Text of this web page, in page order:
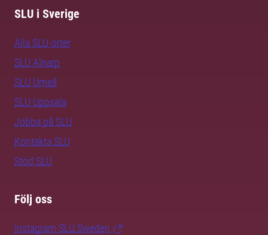
SLU i Sverige
Alla SLU-orter
SLU Alnarp
SLU Umeå
SLU Uppsala
Jobba på SLU
Kontakta SLU
Stöd SLU
Följ oss
Instagram SLU.Sweden